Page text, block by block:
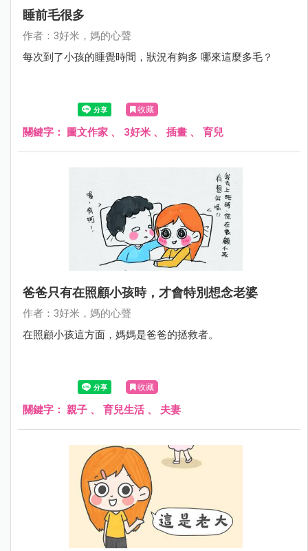
睡前毛很多
作者：3好米，媽的心聲
每次到了小孩的睡覺時間，狀況有夠多 哪來這麼多毛？
收藏
關鍵字： 圖文作家 、 3好米 、 插畫 、 育兒
爸爸只有在照顧小孩時，才會特別想念老婆
作者：3好米，媽的心聲
在照顧小孩這方面，媽媽是爸爸的拯救者。
收藏
關鍵字： 親子 、 育兒生活、 夫妻